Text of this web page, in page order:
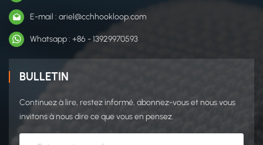
E-mail : ariel@cchhookloop.com
Whatsapp : +86 - 13929970593
BULLETIN
Continuez à lire, restez informé, abonnez-vous et nous vous
invitons à nous dire ce que vous en pensez.